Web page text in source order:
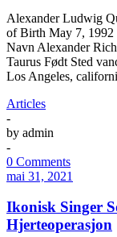
Alexander Ludwig
of Birth May 7, 1992
Navn Alexander
Taurus Født Sted
Los Angeles,
Articles
-
by admin
-
0 Comments
mai 31, 2021
Ikonisk Singer
Hjerteoperasjon